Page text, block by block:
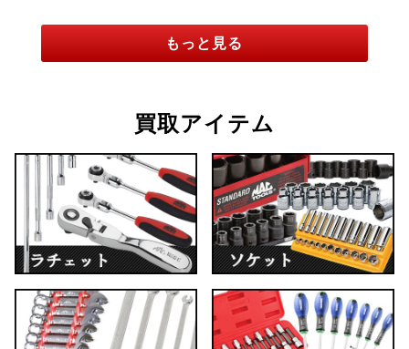
もっと見る
買取アイテム